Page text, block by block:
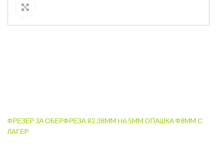
ФРЕЗЕР ЗА ОБЕРФРЕЗА R2.38MM H6.5MM ОПАШКА Ф8MM С
ЛАГЕР